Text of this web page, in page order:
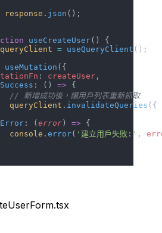
response . json ();
useCreateUser() {
queryClient = useQueryClient ();
useMutation ({
: createUser ,
: () => {
新增成功後，讓用戶列表重新抓取
queryClient
. invalidateQueries ({
: (error) => {
console
. error( '建立用戶失敗:' ,